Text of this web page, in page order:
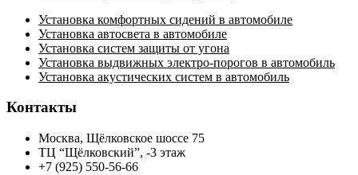
Установка комфортных сидений в автомобиле
Установка автосвета в автомобиле
Установка систем защиты от угона
Установка выдвижных электро-порогов в автомобиль
Установка акустических систем в автомобиль
Контакты
Москва, Щёлковское шоссе 75
ТЦ “Щёлковский”, -3 этаж
+7 (925) 550-56-66